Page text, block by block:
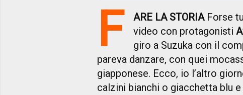
F ARE LA STORIAForse
video con protagonisti
giro a Suzuka con il
pareva danzare, con quei
giapponese. Ecco, io l’altro
calzini bianchi o giacchetta blu